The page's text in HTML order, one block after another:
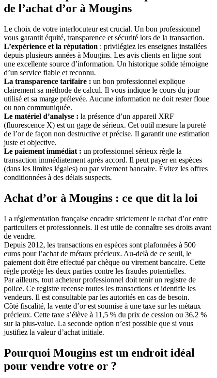
de l’achat d’or à Mougins
Le choix de votre interlocuteur est crucial. Un bon professionnel
vous garantit équité, transparence et sécurité lors de la transaction.
L’expérience et la réputation : privilégiez les enseignes installées
depuis plusieurs années à Mougins. Les avis clients en ligne sont
une excellente source d’information. Un historique solide témoigne
d’un service fiable et reconnu.
La transparence tarifaire : un bon professionnel explique
clairement sa méthode de calcul. Il vous indique le cours du jour
utilisé et sa marge prélevée. Aucune information ne doit rester floue
ou non communiquée.
Le matériel d’analyse : la présence d’un appareil XRF
(fluorescence X) est un gage de sérieux. Cet outil mesure la pureté
de l’or de façon non destructive et précise. Il garantit une estimation
juste et objective.
Le paiement immédiat : un professionnel sérieux règle la
transaction immédiatement après accord. Il peut payer en espèces
(dans les limites légales) ou par virement bancaire. Évitez les offres
conditionnées à des délais suspects.
Achat d’or à Mougins : ce que dit la loi
La réglementation française encadre strictement le rachat d’or entre
particuliers et professionnels. Il est utile de connaître ses droits avant
de vendre.
Depuis 2012, les transactions en espèces sont plafonnées à 500
euros pour l’achat de métaux précieux. Au-delà de ce seuil, le
paiement doit être effectué par chèque ou virement bancaire. Cette
règle protège les deux parties contre les fraudes potentielles.
Par ailleurs, tout acheteur professionnel doit tenir un registre de
police. Ce registre recense toutes les transactions et identifie les
vendeurs. Il est consultable par les autorités en cas de besoin.
Côté fiscalité, la vente d’or est soumise à une taxe sur les métaux
précieux. Cette taxe s’élève à 11,5 % du prix de cession ou 36,2 %
sur la plus-value. La seconde option n’est possible que si vous
justifiez la valeur d’achat initiale.
Pourquoi Mougins est un endroit idéal
pour vendre votre or ?